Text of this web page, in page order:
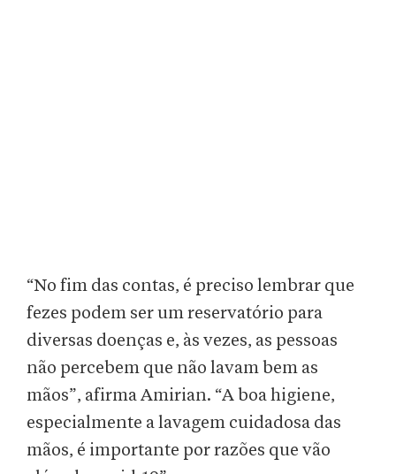
“No fim das contas, é preciso lembrar que
fezes podem ser um reservatório para
diversas doenças e, às vezes, as pessoas
não percebem que não lavam bem as
mãos”, afirma Amirian. “A boa higiene,
especialmente a lavagem cuidadosa das
mãos, é importante por razões que vão